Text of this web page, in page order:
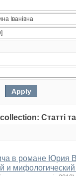
Статті
в романе Юрия
и